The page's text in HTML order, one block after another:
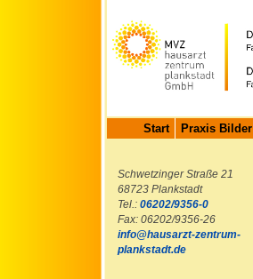
Start Praxis Bilder
Schwetzinger Straße 21
68723 Plankstadt
Tel.: 06202/9356-0
Fax: 06202/9356-26
info@hausarzt-zentrum-
plankstadt.de